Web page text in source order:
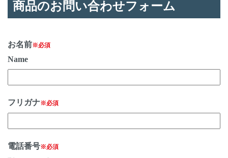
商品のお問い合わせフォーム
お名前※必須
Name
フリガナ※必須
電話番号※必須